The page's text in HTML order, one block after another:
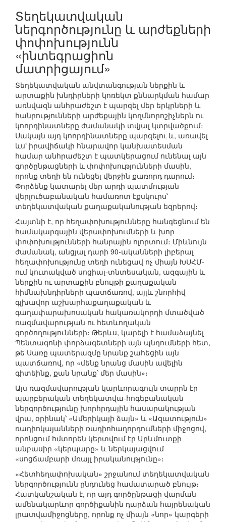
Տեղեկատվական
ներգործությունը և արժեքների
փոփոխությունն
«ինտեգրացիոն
մատրիցայում»
Տեղեկատվական անվտանգության ներքին և
արտաքին խնդիրների կոռեկտ քննարկման համար
առնվազն անհրաժեշտ է պարզել մեր երկրների և
հանրությունների արժեքային կողմնորոշիչներն ու
կոորդինատները ժամանակի տվյալ կտրվածքում։
Սակայն այդ կոորդինատները պարզելու և, առավել
ևս՝ իրավիճակի հնարավոր կանխատեսման
համար անհրաժեշտ է պատկերացում ունենալ այն
գործընթացների և փոփոխությունների մասին,
որոնք տեղի են ունեցել վերջին քառորդ դարում։
Փորձենք կատարել մեր արդի պատմության
վերլուծաբանական համառոտ էքսկուրս՝
տեղեկատվական քաղաքականության եզրերով։
Հայտնի է, որ հեղափոխությունները հանգեցնում են
համակարգային վերափոխումների և խոր
փոփոխությունների հանրային ոլորտում։ Միևնույն
ժամանակ, անցյալ դարի 90-ականների լիբերալ
հեղափոխությունը տեղի ունեցավ ոչ միայն ԽՍՀՄ-
ում կուտակված սոցիալ-տնտեսական, ազգային և
ներքին ու արտաքին բնույթի քաղաքական
հիմնախնդիրների պատճառով, այլև շնորհիվ
գլխավոր աշխարհաքաղաքական և
գաղափարախոսական հակառակորդի մտածված
ռազմավարության ու հետևողական
գործողությունների։ Թերևս, կարելի է համաձայնել
Պենտագոնի փորձագետների այն պնդումների հետ,
թե Սառը պատերազմը նրանք շահեցին այն
պատճառով, որ «մենք նրանց մասին ավելին
գիտեինք, քան նրանք՝ մեր մասին»։
Այս ռազմավարության կարևորագույն տարրն էր
պարբերական տեղեկատվա-հոգեբանական
ներգործությունը խորհրդային հասարակության
վրա, օրինակ՝ «Ամերիկայի ձայն» և «Ազատություն»
ռադիոկայանների ռադիոհաղորդումների միջոցով,
որոնցում հմտորեն կերտվում էր Արևմուտքի
անբասիր «կերպարը» և ներկայացվում
«սոցճամբարի մռայլ իրականությունը»։
«Հետհեղափոխական» շրջանում տեղեկատվական
ներգործությունն ընդունեց համատարած բնույթ։
Հատկանշական է, որ այդ գործընթացի վարման
ամենակարևոր գործիքանին դարձան հայրենական
լրատվամիջոցները, որոնք ոչ միայն «նոր» կարգերի